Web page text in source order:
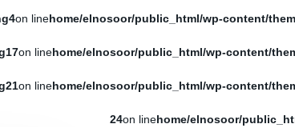
on line
4
on line
17
on line
21
on line
24